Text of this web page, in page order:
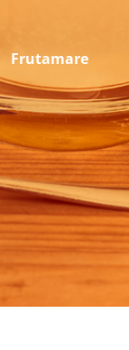
Frutamare